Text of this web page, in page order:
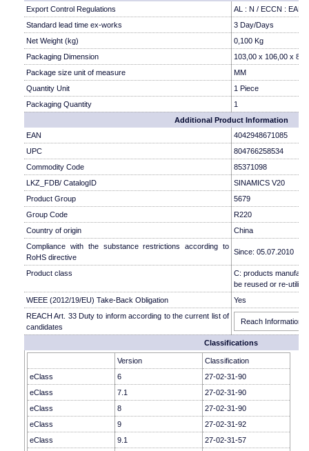
Export Control Regulations
AL : N / ECCN :
Standard lead time ex-works
3 Day/Days
Net Weight (kg)
0,100 Kg
Packaging Dimension
103,00 x 106,00 x
Package size unit of measure
MM
Quantity Unit
1 Piece
Packaging Quantity
1
Additional Product Information
EAN
4042948671085
UPC
804766258534
Commodity Code
85371098
LKZ_FDB/ CatalogID
SINAMICS V20
Product Group
5679
Group Code
R220
Country of origin
China
Compliance with the substance restrictions according to
RoHS directive
Since: 05.07.2010
Product class
C: products
be reused or re-
WEEE (2012/19/EU) Take-Back Obligation
Yes
REACH Art. 33 Duty to inform according to the current list of
candidates
Reach Information
Classifications
Version
Classification
eClass
6
27-02-31-90
eClass
7.1
27-02-31-90
eClass
8
27-02-31-90
eClass
9
27-02-31-92
eClass
9.1
27-02-31-57